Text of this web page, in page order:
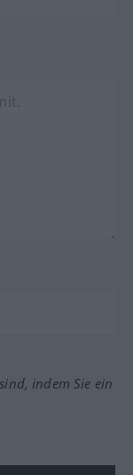
indem Sie ein